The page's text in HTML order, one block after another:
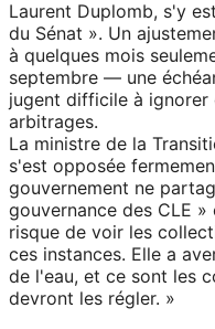
Laurent Duplomb, s'y
du Sénat ». Un
à quelques mois
septembre — une
jugent difficile à ignorer
arbitrages.
La ministre de la
s'est opposée
gouvernement ne
gouvernance des CLE
risque de voir les
ces instances. Elle a
de l'eau, et ce sont les
devront les régler. »